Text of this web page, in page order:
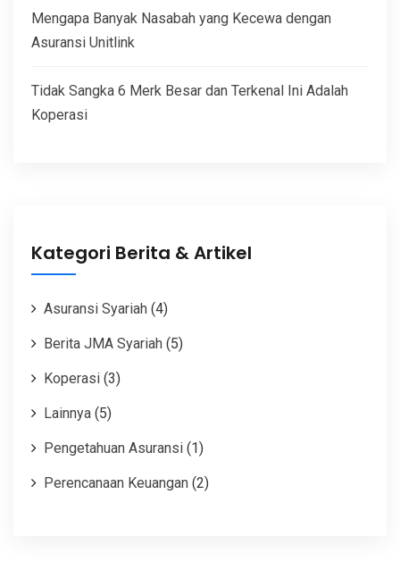
Mengapa Banyak Nasabah yang Kecewa dengan
Asuransi Unitlink
Tidak Sangka 6 Merk Besar dan Terkenal Ini Adalah
Koperasi
Kategori Berita & Artikel
Asuransi Syariah (4)
Berita JMA Syariah (5)
Koperasi (3)
Lainnya (5)
Pengetahuan Asuransi (1)
Perencanaan Keuangan (2)